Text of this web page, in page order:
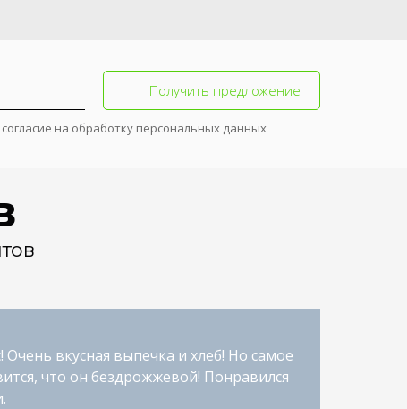
Получить предложение
на обработку персональных данных
Очень вкусная выпечка и хлеб! Но самое
что он бездрожжевой! Понравился